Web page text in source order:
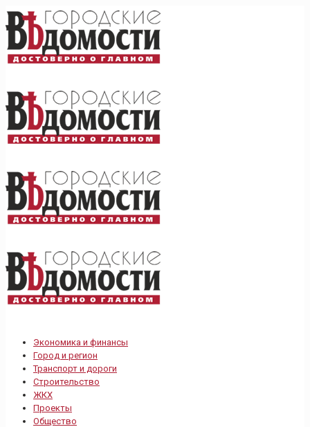
Экономика и финансы
Город и регион
Транспорт и дороги
Строительство
ЖКХ
Проекты
Общество